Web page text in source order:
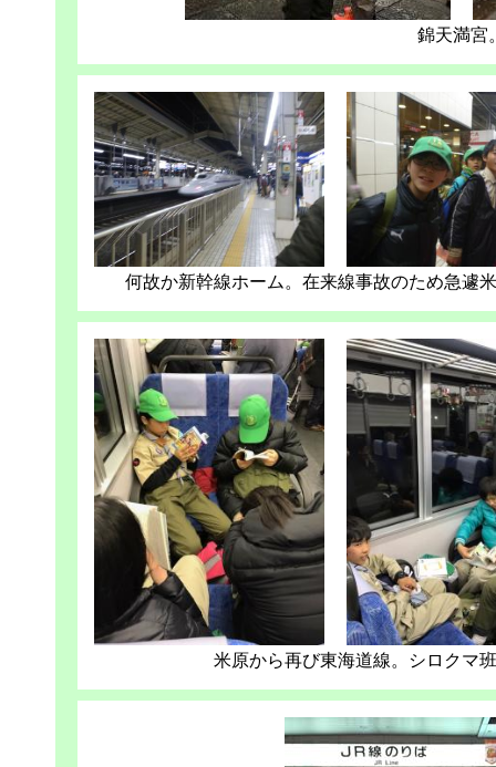
錦天満宮
何故か新幹線ホーム。在来線事故のため急遽
米原から再び東海道線。シロクマ